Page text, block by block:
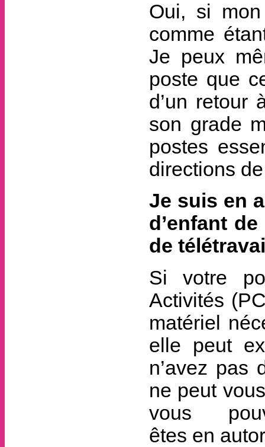
Oui, si
comme
Je peux
poste que
d’un retour
son grade
postes
directions
Je suis en
d’enfant
de
Si votre
Activités
matériel
elle peut
n’avez pas
ne peut
vous
êtes en